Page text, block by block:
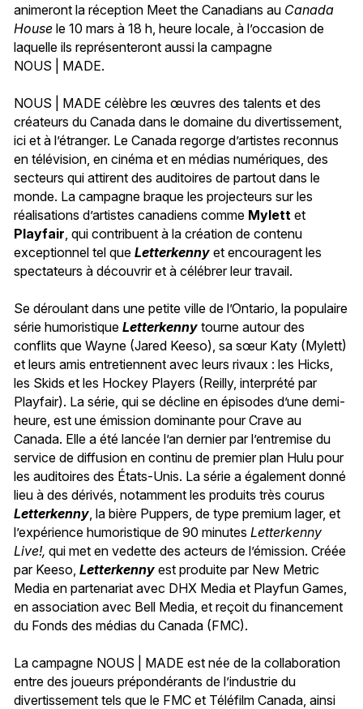
animeront la réception Meet the Canadians au Canada
House le 10 mars à 18 h, heure locale, à l’occasion de
laquelle ils représenteront aussi la campagne
NOUS | MADE.
NOUS | MADE célèbre les œuvres des talents et des
créateurs du Canada dans le domaine du divertissement,
ici et à l’étranger. Le Canada regorge d’artistes reconnus
en télévision, en cinéma et en médias numériques, des
secteurs qui attirent des auditoires de partout dans le
monde. La campagne braque les projecteurs sur les
réalisations d’artistes canadiens comme Mylett et
Playfair , qui contribuent à la création de contenu
exceptionnel tel que Letterkenny et encouragent les
spectateurs à découvrir et à célébrer leur travail.
Se déroulant dans une petite ville de l’Ontario, la populaire
série humoristique Letterkenny tourne autour des
conflits que Wayne (Jared Keeso), sa sœur Katy (Mylett)
et leurs amis entretiennent avec leurs rivaux : les Hicks,
les Skids et les Hockey Players (Reilly, interprété par
Playfair). La série, qui se décline en épisodes d’une demi-
heure, est une émission dominante pour Crave au
Canada. Elle a été lancée l’an dernier par l’entremise du
service de diffusion en continu de premier plan Hulu pour
les auditoires des États-Unis. La série a également donné
lieu à des dérivés, notamment les produits très courus
Letterkenny , la bière Puppers, de type premium lager, et
l’expérience humoristique de 90 minutes Letterkenny
Live!, qui met en vedette des acteurs de l’émission. Créée
par Keeso, Letterkenny est produite par New Metric
Media en partenariat avec DHX Media et Playfun Games,
en association avec Bell Media, et reçoit du financement
du Fonds des médias du Canada (FMC).
La campagne NOUS | MADE est née de la collaboration
entre des joueurs prépondérants de l’industrie du
divertissement tels que le FMC et Téléfilm Canada, ainsi